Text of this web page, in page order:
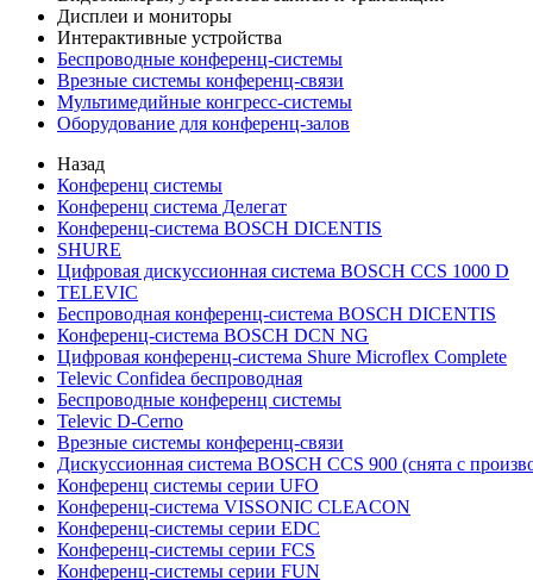
Дисплеи и мониторы
Интерактивные устройства
Беспроводные конференц-системы
Врезные системы конференц-связи
Мультимедийные конгресс-системы
Оборудование для конференц-залов
Назад
Конференц системы
Конференц система Делегат
Конференц-система BOSCH DICENTIS
SHURE
Цифровая дискуссионная система BOSCH CCS 1000 D
TELEVIC
Беспроводная конференц-система BOSCH DICENTIS
Конференц-система BOSCH DCN NG
Цифровая конференц-система Shure Microflex Complete
Televic Confidea беспроводная
Беспроводные конференц системы
Televic D-Cerno
Врезные системы конференц-связи
Дискуссионная система BOSCH CCS 900 (снята с
Конференц системы серии UFO
Конференц-система VISSONIC CLEACON
Конференц-системы серии EDC
Конференц-системы серии FCS
Конференц-системы серии FUN